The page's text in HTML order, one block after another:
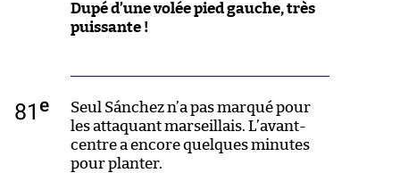
Dupé d’une volée pied gauche, très
puissante !
81 e
Seul Sánchez n’a pas marqué pour
les attaquant marseillais. L’avant-
centre a encore quelques minutes
pour planter.